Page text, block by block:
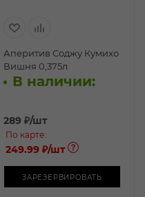
Аперитив Соджу Кумихо
Вишня 0,375л
В наличии:
289 ₽/шт
По карте:
249.99 ₽/шт
ЗАРЕЗЕРВИРОВАТЬ